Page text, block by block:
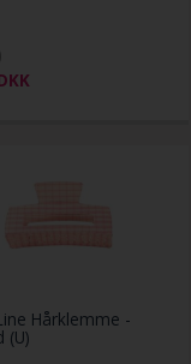
Hårklemme -
(U)